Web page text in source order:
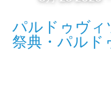
パルドゥヴ
祭典・パルド